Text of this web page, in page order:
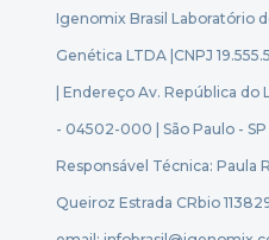
Igenomix Brasil Laboratório
Genética LTDA | CNPJ
| Endereço Av. República do
- 04502-000 | São Paulo - SP |
Responsável Técnica: Paula
Queiroz Estrada CRbio